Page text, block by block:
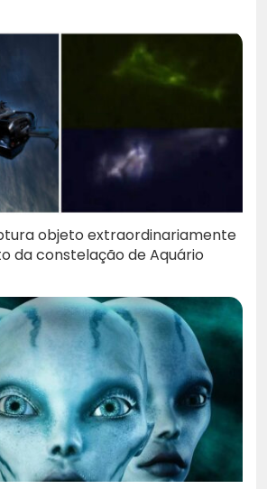
objeto extraordinariamente
da constelação de Aquário